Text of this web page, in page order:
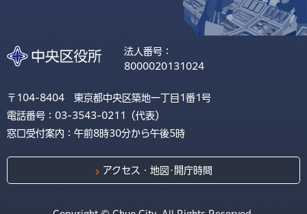
法人番号：
8000020131024
〒104-8404 東京都中央区築地一丁目1番1号
電話番号：03-3543-0211（代表）
窓口受付案内：午前8時30分から午後5時
アクセス・地図･開庁時間